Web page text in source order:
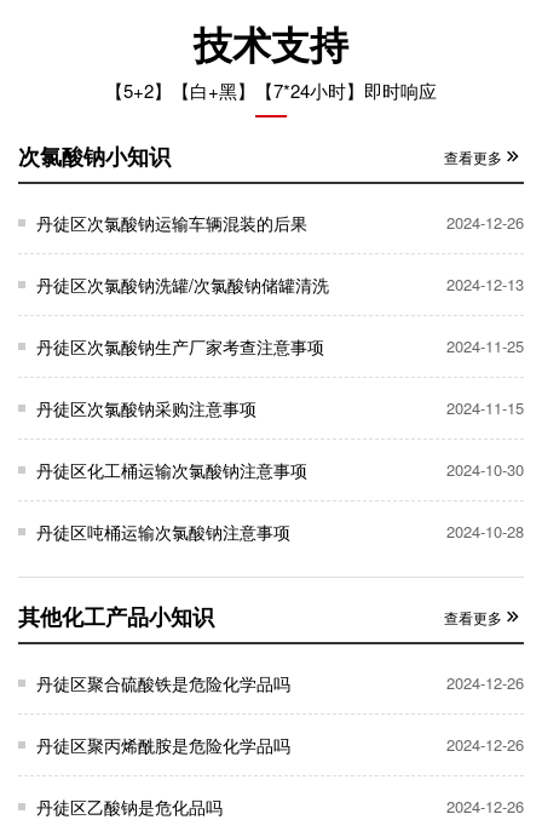
技术支持
【5+2】【白+黑】【7*24小时】即时响应
次氯酸钠小知识 查看更多
丹徒区次氯酸钠运输车辆混装的后果 2024-12-26
丹徒区次氯酸钠洗罐/次氯酸钠储罐清洗 2024-12-13
丹徒区次氯酸钠生产厂家考查注意事项 2024-11-25
丹徒区次氯酸钠采购注意事项 2024-11-15
丹徒区化工桶运输次氯酸钠注意事项 2024-10-30
丹徒区吨桶运输次氯酸钠注意事项 2024-10-28
其他化工产品小知识 查看更多
丹徒区聚合硫酸铁是危险化学品吗 2024-12-26
丹徒区聚丙烯酰胺是危险化学品吗 2024-12-26
丹徒区乙酸钠是危化品吗 2024-12-26